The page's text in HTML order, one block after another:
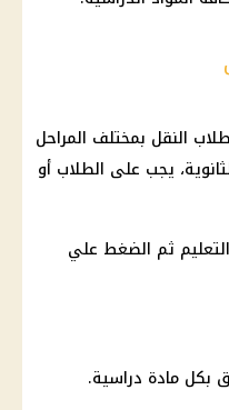
النقل بمختلف المراحل
يجب على الطلاب أو
ثم الضغط علي
بكل مادة دراسية.